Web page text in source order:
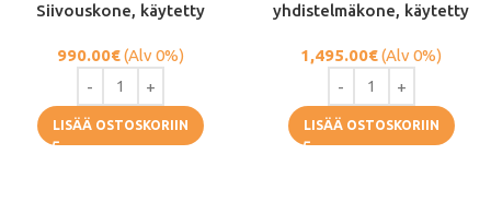
Siivouskone, käytetty
990.00€(Alv 0%)
LISÄÄ OSTOSKORIIN
yhdistelmäkone, käytetty
1,495.00€(Alv 0%)
LISÄÄ OSTOSKORIIN